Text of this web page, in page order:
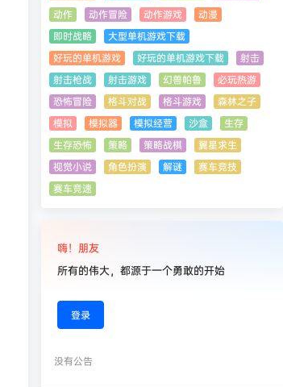
动作
动作冒险 动作游戏
动漫
即时战略
大型单机游戏下载
好玩的单机游戏
好玩的单机游戏下载
射击
射击枪战
射击游戏 幻兽帕鲁
必玩热游
恐怖冒险
格斗对战 格斗游戏
森林之子
模拟
模拟器 模拟经营 沙盒
生存
生存恐怖
策略 策略战棋
翼星求生
视觉小说
角色扮演 解谜
赛车竞技
赛车竞速
嗨！朋友
所有的伟大，都源于一个勇敢的开始
登录
没有公告